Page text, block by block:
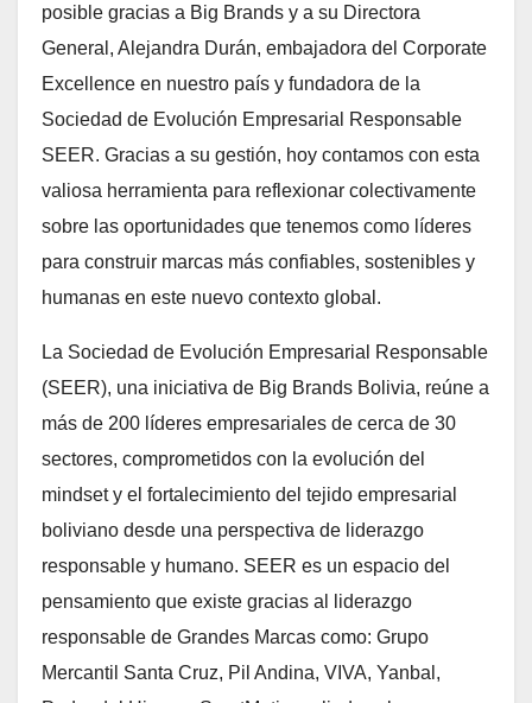
posible gracias a Big Brands y a su Directora
General, Alejandra Durán, embajadora del Corporate
Excellence en nuestro país y fundadora de la
Sociedad de Evolución Empresarial Responsable
SEER. Gracias a su gestión, hoy contamos con esta
valiosa herramienta para reflexionar colectivamente
sobre las oportunidades que tenemos como líderes
para construir marcas más confiables, sostenibles y
humanas en este nuevo contexto global.
La Sociedad de Evolución Empresarial Responsable
(SEER), una iniciativa de Big Brands Bolivia, reúne a
más de 200 líderes empresariales de cerca de 30
sectores, comprometidos con la evolución del
mindset y el fortalecimiento del tejido empresarial
boliviano desde una perspectiva de liderazgo
responsable y humano. SEER es un espacio del
pensamiento que existe gracias al liderazgo
responsable de Grandes Marcas como: Grupo
Mercantil Santa Cruz, Pil Andina, VIVA, Yanbal,